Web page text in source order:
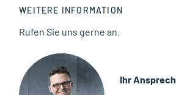
WEITERE INFORMATION
Rufen Sie uns gerne an.
Ihr